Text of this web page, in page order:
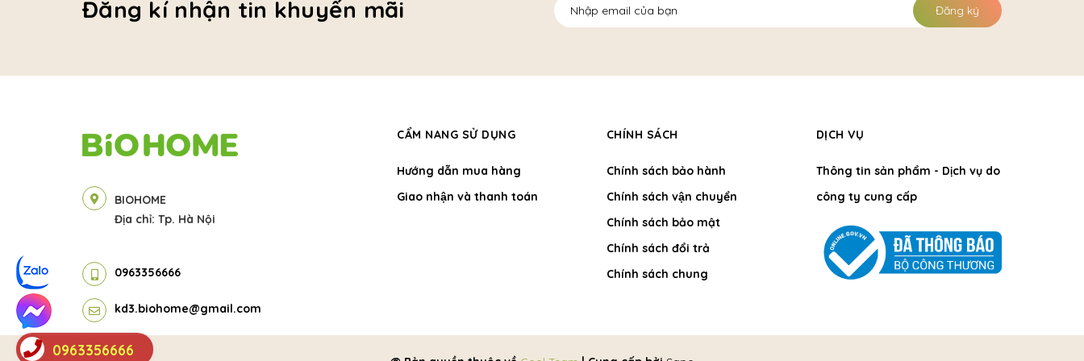
Đăng kí nhận tin khuyến mãi Đăng ký
BIOHOME
Địa chỉ: Tp. Hà Nội
0963356666
kd3.biohome@gmail.com
CẨM NANG SỬ DỤNG
Hướng dẫn mua hàng
Giao nhận và thanh toán
CHÍNH SÁCH
Chính sách bảo hành
Chính sách vận chuyển
Chính sách bảo mật
Chính sách đổi trả
Chính sách chung
DỊCH VỤ
Thông tin sản phẩm - Dịch vụ do
công ty cung cấp
0963356666